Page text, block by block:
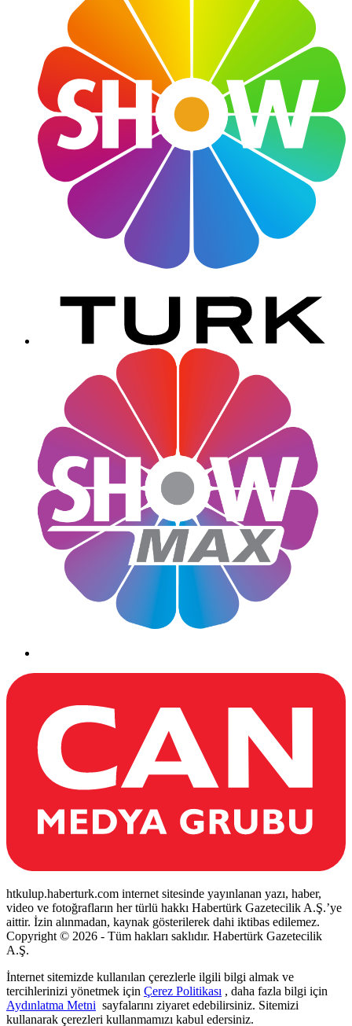
htkulup.haberturk.com internet sitesinde yayınlanan yazı, haber,
video ve fotoğrafların her türlü hakkı Habertürk Gazetecilik A.Ş.’ye
aittir. İzin alınmadan, kaynak gösterilerek dahi iktibas edilemez.
Copyright © 2026 - Tüm hakları saklıdır. Habertürk Gazetecilik
A.Ş.
İnternet sitemizde kullanılan çerezlerle ilgili bilgi almak ve
tercihlerinizi yönetmek için Çerez Politikası , daha fazla bilgi için
Aydınlatma Metni sayfalarını ziyaret edebilirsiniz. Sitemizi
kullanarak çerezleri kullanmamızı kabul edersiniz.